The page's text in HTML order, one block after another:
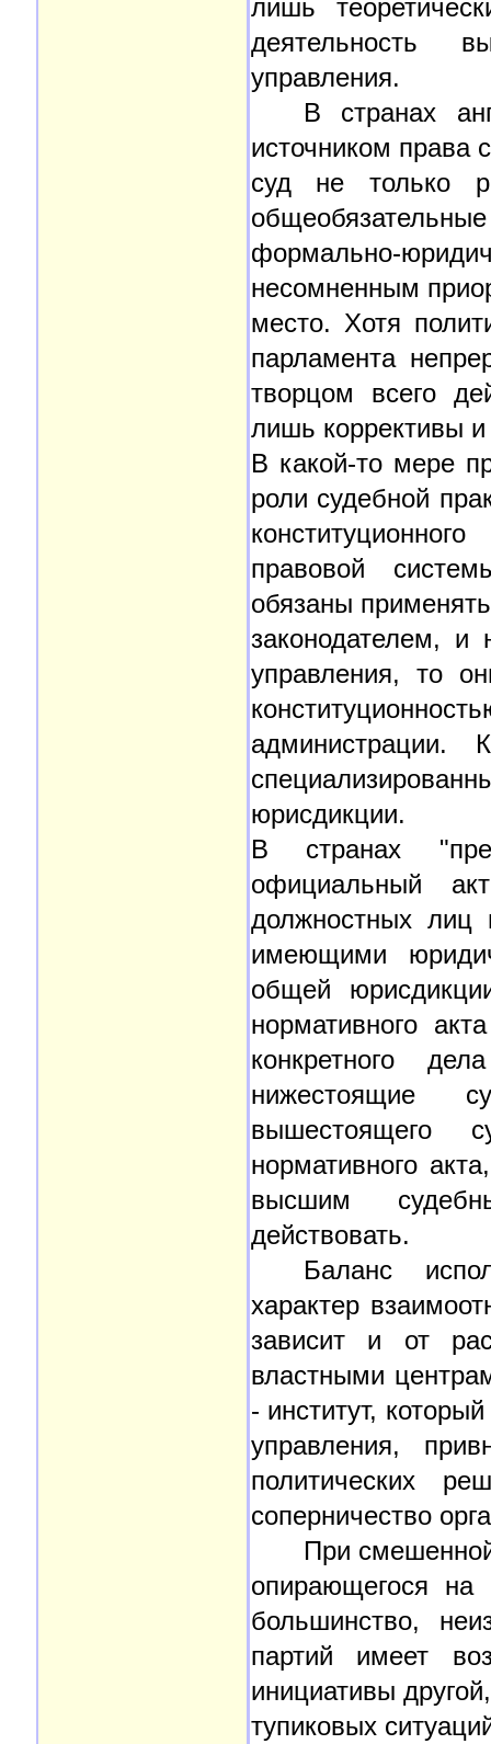
лишь
деятельность
управления.
В странах
источником права
суд не только
формально-
несомненным
место. Хотя
парламента
творцом всего
лишь коррективы
В какой-то мере
роли судебной
правовой
обязаны
законодателем, и
управления, то
администрации.
юрисдикции.
В странах
официальный
должностных лиц
имеющими
общей
нормативного
конкретного
нижестоящие
вышестоящего
нормативного
высшим
действовать.
Баланс
характер
зависит и от
властными
- институт,
управления,
политических
соперничество
При
опирающегося на
большинство,
партий имеет
инициативы
тупиковых